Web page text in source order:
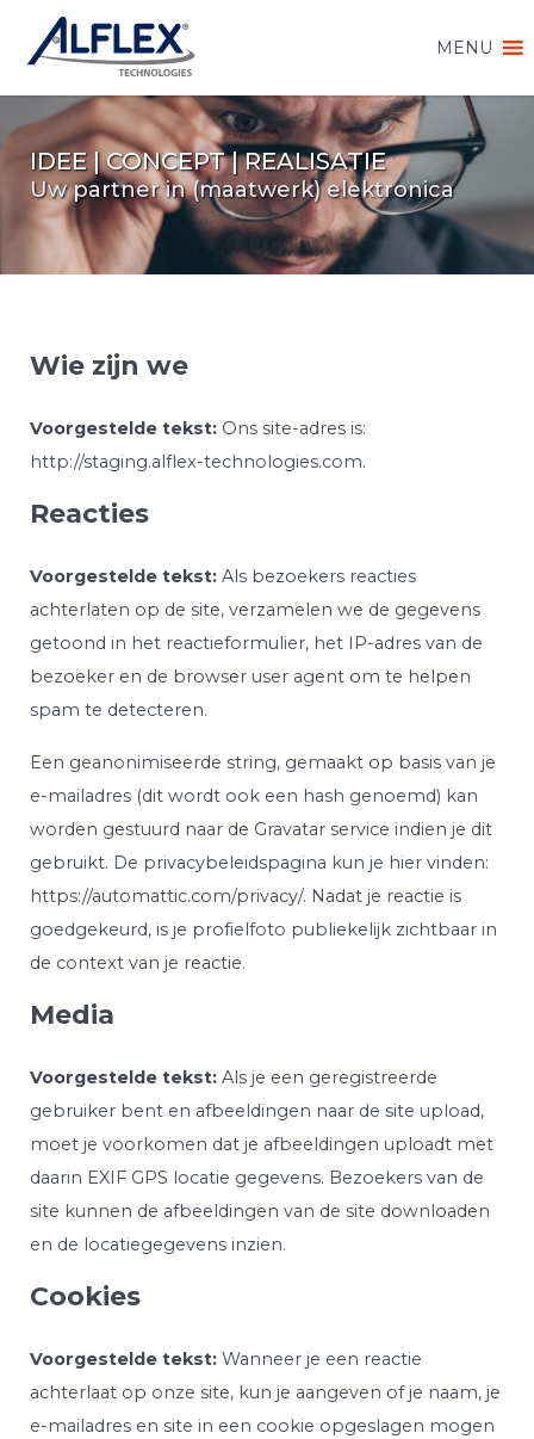
MENU
IDEE | CONCEPT | REALISATIE
Uw partner in (maatwerk) elektronica
Wie zijn we
Voorgestelde tekst: Ons site-adres is:
http://staging.alflex-technologies.com.
Reacties
Voorgestelde tekst: Als bezoekers reacties
achterlaten op de site, verzamelen we de gegevens
getoond in het reactieformulier, het IP-adres van de
bezoeker en de browser user agent om te helpen
spam te detecteren.
Een geanonimiseerde string, gemaakt op basis van je
e-mailadres (dit wordt ook een hash genoemd) kan
worden gestuurd naar de Gravatar service indien je dit
gebruikt. De privacybeleidspagina kun je hier vinden:
https://automattic.com/privacy/. Nadat je reactie is
goedgekeurd, is je profielfoto publiekelijk zichtbaar in
de context van je reactie.
Media
Voorgestelde tekst: Als je een geregistreerde
gebruiker bent en afbeeldingen naar de site upload,
moet je voorkomen dat je afbeeldingen uploadt met
daarin EXIF GPS locatie gegevens. Bezoekers van de
site kunnen de afbeeldingen van de site downloaden
en de locatiegegevens inzien.
Cookies
Voorgestelde tekst: Wanneer je een reactie
achterlaat op onze site, kun je aangeven of je naam, je
e-mailadres en site in een cookie opgeslagen mogen